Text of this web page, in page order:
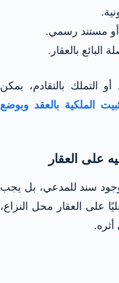
مستند رسمي.
بالعقار.
التملك بالتقادم، يمكن
الملكية بالعقد وبوضع
سند للمدعي، بل يجب
على العقار محل النزاع،
أثره.